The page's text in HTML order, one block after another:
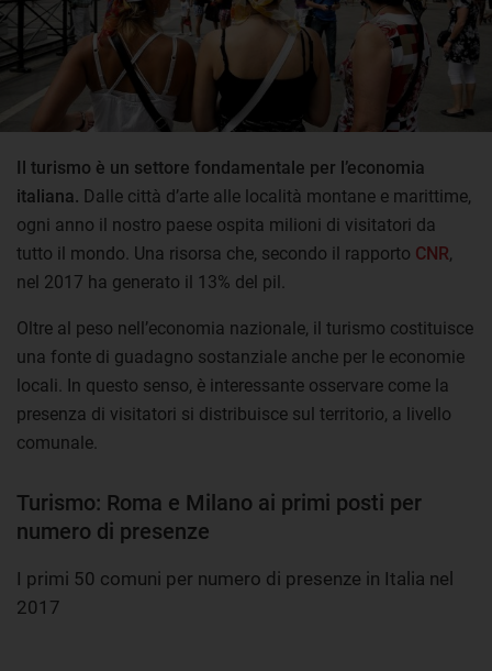
Il turismo è un settore fondamentale per l’economia
italiana. Dalle città d’arte alle località montane e marittime,
ogni anno il nostro paese ospita milioni di visitatori da
tutto il mondo. Una risorsa che, secondo il rapporto CNR,
nel 2017 ha generato il 13% del pil.
Oltre al peso nell’economia nazionale, il turismo costituisce
una fonte di guadagno sostanziale anche per le economie
locali. In questo senso, è interessante osservare come la
presenza di visitatori si distribuisce sul territorio, a livello
comunale.
Turismo: Roma e Milano ai primi posti per
numero di presenze
I primi 50 comuni per numero di presenze in Italia nel
2017